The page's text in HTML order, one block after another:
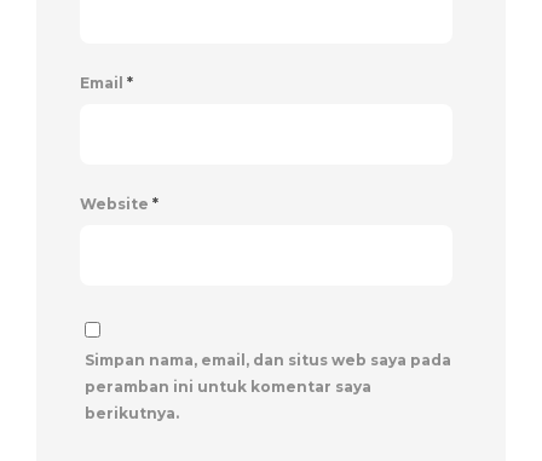
Email *
Website *
Simpan nama, email, dan situs web saya pada
peramban ini untuk komentar saya
berikutnya.